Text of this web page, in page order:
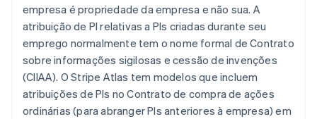
empresa é propriedade da empresa e não sua. A
atribuição de PI relativas a PIs criadas durante seu
emprego normalmente tem o nome formal de Contrato
sobre informações sigilosas e cessão de invenções
(CIIAA). O Stripe Atlas tem modelos que incluem
atribuições de PIs no Contrato de compra de ações
ordinárias (para abranger PIs anteriores à empresa) em